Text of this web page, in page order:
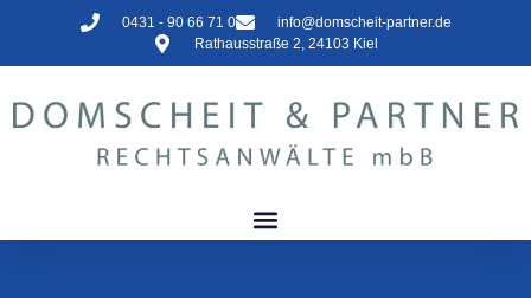
0431 - 90 66 71 0
info@domscheit-partner.de
Rathausstraße 2, 24103 Kiel